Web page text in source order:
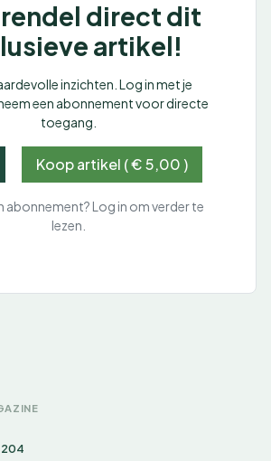
direct dit
artikel!
inzichten. Log in met je
een abonnement voor directe
toegang.
Koop artikel ( € 5,00 )
abonnement? Log in om verder te
lezen.
204